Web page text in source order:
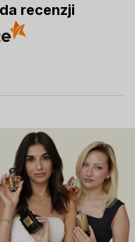
recenzji